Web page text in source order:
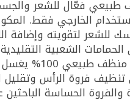
طبيعي فعّال للشعر
الخارجي فقط.
للشعر لتقويته وإضافة
الشعبية
العميق. ما أفضل منظف طبيعي للشعر بدون
علاج طبيعي لقشرة الشعر؟ تراب حلبية بيلون حلب 800 غ يُساعد على
بيلون حلب 800 غ خيار مثالي لأصحاب البشرة والفروة